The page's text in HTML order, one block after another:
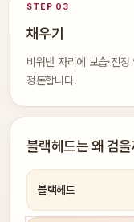
STEP 03
채우기
비워낸 자리에 보습·진
정돈합니다.
블랙헤드는 왜 검
블랙헤드